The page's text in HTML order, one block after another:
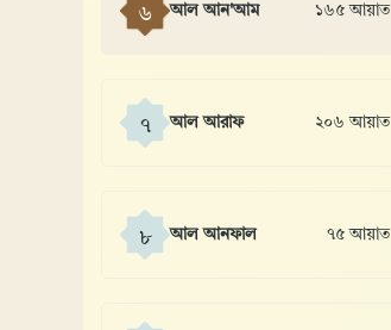
৬ আল আন'আম ১৬৫ আয়াত
৭ আল আরাফ ২০৬ আয়াত
৮ আল আনফাল ৭৫ আয়াত